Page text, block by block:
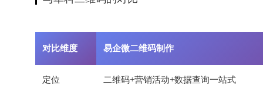
对比维度 易企微二维码制作
定位 二维码+营销活动+数据查询一站式